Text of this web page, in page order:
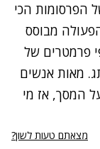
הפרסומות הכי
מבוסס
פרמטרים של
מאות אנשים
המסך, אז מי
מצאתם טעות לשון?